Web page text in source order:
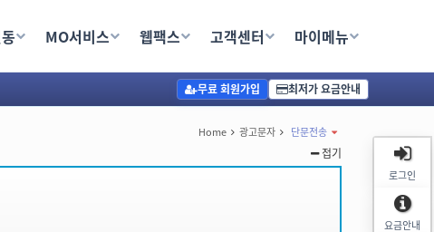
문자,문자사이트,문자발송발송사이트,인터넷으로문자보내기,문자보내기,대량문자전송,선
자 이름 자동 입력 / 광고 문자 무료 수신 거부: 광고 문자 발송 시 080 수신거부 번호 무료제공
MO서비스 웹팩스 고객센터 마이메뉴
무료 회원가입 최저가 요금안내
Home 광고문자 단문전송
접기
로그인
요금안내